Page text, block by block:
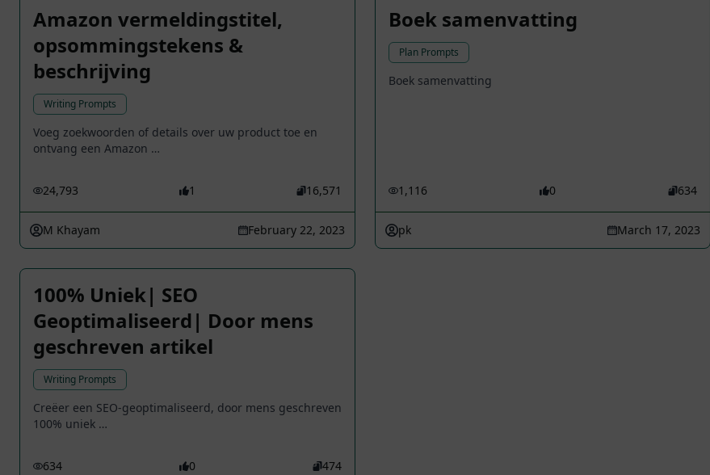
Amazon vermeldingstitel,
opsommingstekens &
beschrijving
Writing Prompts
Voeg zoekwoorden of details over uw product toe en
ontvang een Amazon …
24,793 1 16,571
M Khayam February 22, 2023
Boek samenvatting
Plan Prompts
Boek samenvatting
1,116 0 634
pk March 17, 2023
100% Uniek| SEO
Geoptimaliseerd| Door mens
geschreven artikel
Writing Prompts
Creëer een SEO-geoptimaliseerd, door mens geschreven
100% uniek …
634 0 474